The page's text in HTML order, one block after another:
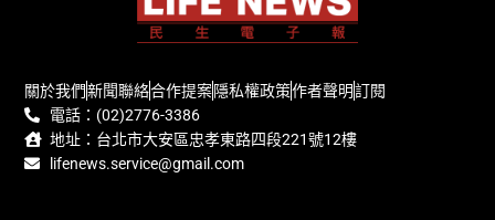
關於我們新聞聯絡合作提案隱私權政策作者聲明訂閱
電話：(02)2776-3386
地址：台北市大安區忠孝東路四段221號12樓
lifenews.service@gmail.com